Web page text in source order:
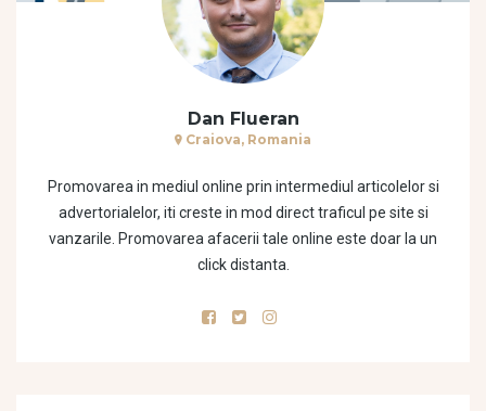
Dan Flueran
Craiova, Romania
Promovarea in mediul online prin intermediul articolelor si
advertorialelor, iti creste in mod direct traficul pe site si
vanzarile. Promovarea afacerii tale online este doar la un
click distanta.